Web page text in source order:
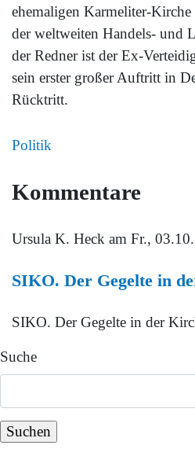
ehemaligen Karmeliter-
der weltweiten Handels- und
der Redner ist der Ex-
sein erster großer Auftritt in
Rücktritt.
Politik
Kommentare
Ursula K. Heck am Fr.,
SIKO. Der Gegelte in
SIKO. Der Gegelte in der
Suche